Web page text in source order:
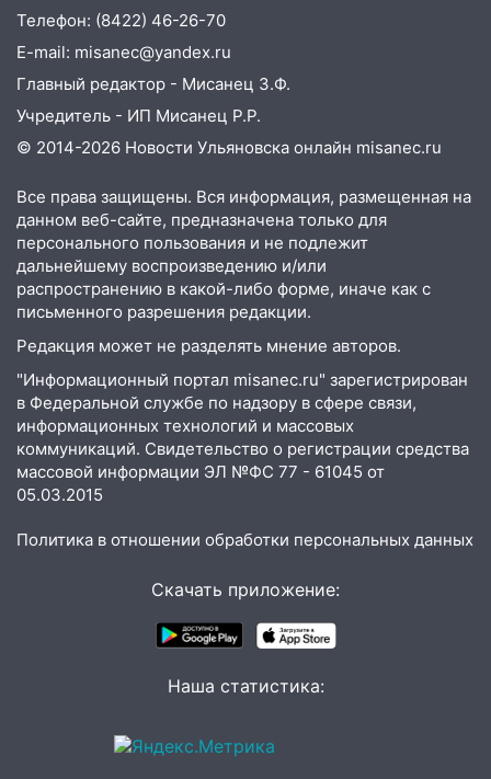
20:22 Мошенники обманули 92-летнюю
жительницу Ульяновской области
19:14 Житель Ульяновской области
подвез троих незнакомцев на трассе и
заработал уголовное дело
Ульяновской области
18:00 Мотофристайл, рок и силовой
экстрим: в Ульяновске пройдет
большой фестиваль «Наше время»
августа после рабочего дня: список АЗС
17:05 «Обыск» по видеосвязи: в
Ульяновске задержали 19-летнюю
сообщницу мошенников
16:12 Едва не перерезал горло: в
знакомым закончились для женщины
18-летняя девушка без прав
перевернулась на мопеде и попала в
Ульяновец отдал более 14
покровительство
Телефон: (8422) 46-26-70
E-mail: misanec@yandex.ru
Главный редактор - Мисанец З.Ф.
Учредитель - ИП Мисанец Р.Р.
© 2014-2026 Новости Ульяновска онлайн misanec.ru
Все права защищены. Вся информация, размещенная на
данном веб-сайте, предназначена только для
персонального пользования и не подлежит
дальнейшему воспроизведению и/или
распространению в какой-либо форме, иначе как с
письменного разрешения редакции.
Редакция может не разделять мнение авторов.
"Информационный портал misanec.ru" зарегистрирован
в Федеральной службе по надзору в сфере связи,
информационных технологий и массовых
коммуникаций. Свидетельство о регистрации средства
массовой информации ЭЛ №ФС 77 - 61045 от
05.03.2015
Политика в отношении обработки персональных данных
Скачать приложение:
Наша статистика: